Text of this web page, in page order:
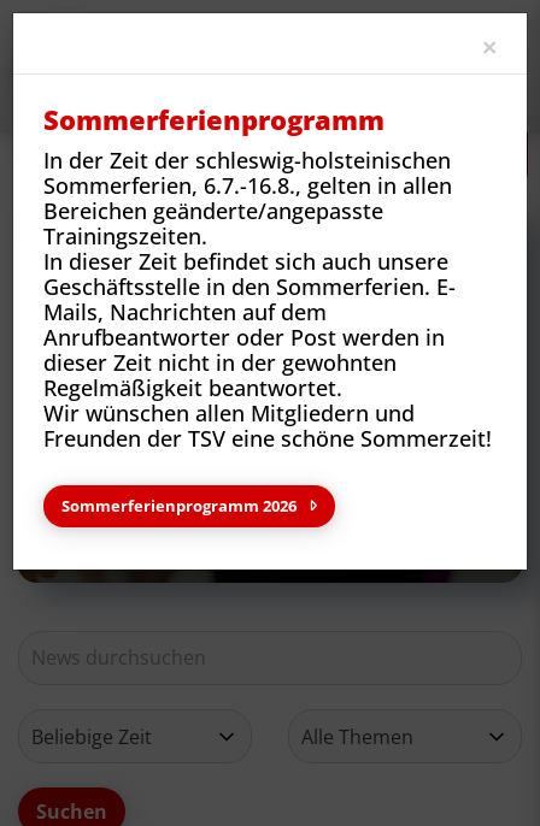
Neues Vereins-News GeFit – Helen Weber ist zurück
Neues aus deinem Verein
×
Sommerferienprogramm
In der Zeit der schleswig-holsteinischen
Sommerferien, 6.7.-16.8., gelten in allen
Bereichen geänderte/angepasste
Trainingszeiten.
In dieser Zeit befindet sich auch unsere
Geschäftsstelle in den Sommerferien. E-
Mails, Nachrichten auf dem
Anrufbeantworter oder Post werden in
dieser Zeit nicht in der gewohnten
Regelmäßigkeit beantwortet.
Wir wünschen allen Mitgliedern und
Freunden der TSV eine schöne Sommerzeit!
Sommerferienprogramm 2026